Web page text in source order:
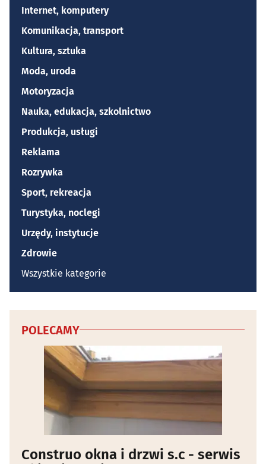
Internet, komputery
Komunikacja, transport
Kultura, sztuka
Moda, uroda
Motoryzacja
Nauka, edukacja, szkolnictwo
Produkcja, usługi
Reklama
Rozrywka
Sport, rekreacja
Turystyka, noclegi
Urzędy, instytucje
Zdrowie
Wszystkie kategorie
POLECAMY
Construo okna i drzwi s.c - serwis